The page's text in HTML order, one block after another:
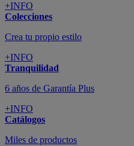
+INFO
Colecciones
Crea tu propio estilo
+INFO
Tranquilidad
6 años de Garantía Plus
+INFO
Catálogos
Miles de productos